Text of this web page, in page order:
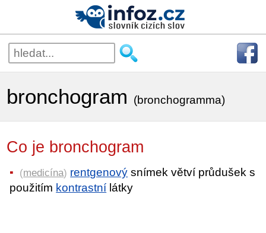
bronchogram (bronchogramma)
Co je bronchogram
(medicína) rentgenový snímek větví průdušek s
použitím kontrastní látky